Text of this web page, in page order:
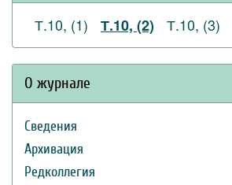
Т.10, (1) Т.10, (2) Т.10, (3)
О журнале
Сведения
Архивация
Редколлегия